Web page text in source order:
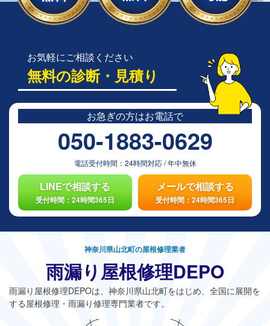
お気軽にご相談ください
無料の診断・見積り
お急ぎの方はお電話で
050-1883-0629
電話受付時間： 24時間対応/年中無休
LINEで相談する
受付時間：24時間365日
メールで相談する
受付時間：24時間365日
神奈川県山北町の屋根修理業者
雨漏り屋根修理DEPO
雨漏り屋根修理DEPOは、神奈川県山北町をはじめ、全国に展開を
する屋根修理・雨漏り修理専門業者です。